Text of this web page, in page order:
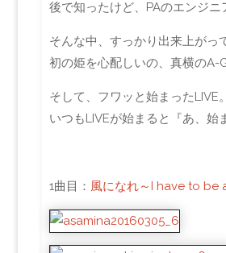
後で知ったけど、PAのエンジニ
そんな中、すっかり出来上がっ
初の姫を心配しいの、真横のA-
そして、フワッと始まったLIVE。
いつもLIVEが始まると『あ、始
1曲目： 風になれ～I have to be